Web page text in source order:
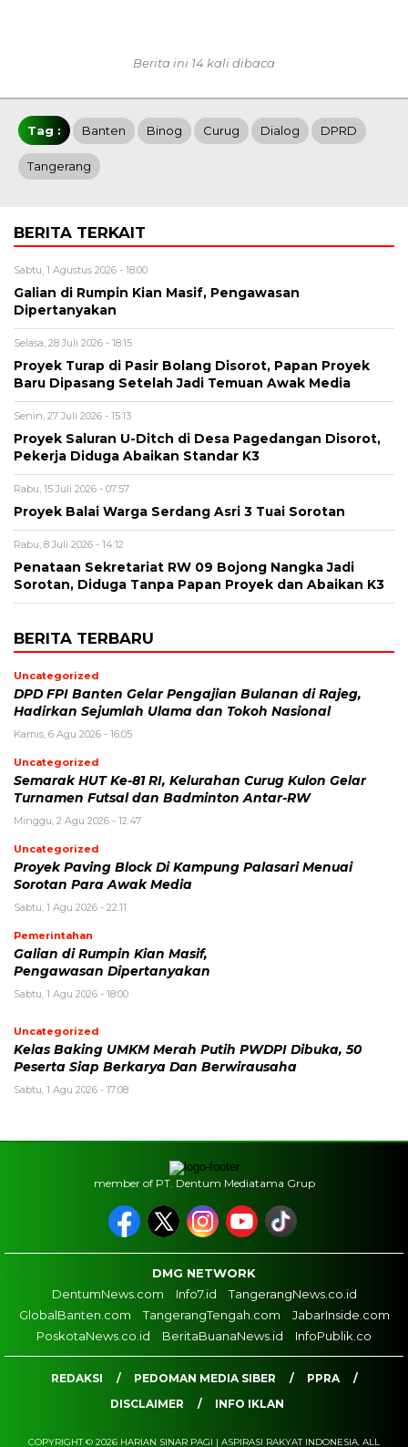
Berita ini 14 kali dibaca
Tag : Banten Binog Curug Dialog DPRD
Tangerang
BERITA TERKAIT
Sabtu, 1 Agustus 2026 - 18:00
Galian di Rumpin Kian Masif, Pengawasan
Dipertanyakan
Selasa, 28 Juli 2026 - 18:15
Proyek Turap di Pasir Bolang Disorot, Papan Proyek
Baru Dipasang Setelah Jadi Temuan Awak Media
Senin, 27 Juli 2026 - 15:13
Proyek Saluran U-Ditch di Desa Pagedangan Disorot,
Pekerja Diduga Abaikan Standar K3
Rabu, 15 Juli 2026 - 07:57
Proyek Balai Warga Serdang Asri 3 Tuai Sorotan
Rabu, 8 Juli 2026 - 14:12
Penataan Sekretariat RW 09 Bojong Nangka Jadi
Sorotan, Diduga Tanpa Papan Proyek dan Abaikan K3
BERITA TERBARU
Uncategorized
DPD FPI Banten Gelar Pengajian Bulanan di Rajeg,
Hadirkan Sejumlah Ulama dan Tokoh Nasional
Kamis, 6 Agu 2026 - 16:05
Uncategorized
Semarak HUT Ke-81 RI, Kelurahan Curug Kulon Gelar
Turnamen Futsal dan Badminton Antar-RW
Minggu, 2 Agu 2026 - 12:47
Uncategorized
Proyek Paving Block Di Kampung Palasari Menuai
Sorotan Para Awak Media
Sabtu, 1 Agu 2026 - 22:11
Pemerintahan
Galian di Rumpin Kian Masif,
Pengawasan Dipertanyakan
Sabtu, 1 Agu 2026 - 18:00
Uncategorized
Kelas Baking UMKM Merah Putih PWDPI Dibuka, 50
Peserta Siap Berkarya Dan Berwirausaha
Sabtu, 1 Agu 2026 - 17:08
member of PT. Dentum Mediatama Grup
DMG NETWORK
DentumNews.com
Info7.id
TangerangNews.co.id
GlobalBanten.com
TangerangTengah.com
JabarInside.com
PoskotaNews.co.id
BeritaBuanaNews.id InfoPublik.co
REDAKSI PEDOMAN MEDIA SIBER
PPRA
DISCLAIMER
INFO IKLAN
COPYRIGHT © 2026 HARIAN SINAR PAGI | ASPIRASI RAKYAT INDONESIA. ALL